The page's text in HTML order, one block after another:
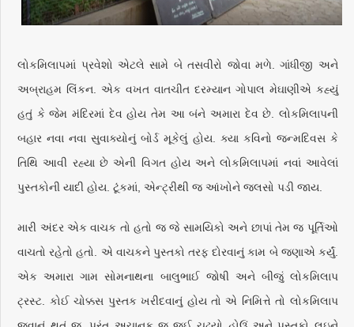
લોકમિલાપમાં પ્રવેશો એટલે સામે બે તસવીરો જોવા મળે. ગાંધીજી અને
અબ્રાહમ લિંકન. એક વખત વાતચીત દરમ્યાન ગોપાલ મેઘાણીએ કહ્યું
હતું કે જેમ મંદિરમાં દેવ હોય તેમ આ બંને અમારા દેવ છે. લોકમિલાપની
બહાર નવા નવા સુવાક્યોનું બોર્ડ મૂકેલું હોય. ક્યા કવિનો જન્મદિવસ કે
તિથિ આવી રહ્યા છે એની વિગત હોય અને લોકમિલાપમાં નવાં આવેલાં
પુસ્તકોની યાદી હોય. ટૂંકમાં, એન્ટ્રીથી જ આંખોને જલસો પડી જાય.
મારી અંદર એક વાચક તો હતો જ જે સામયિકો અને છાપાં તેમ જ પૂર્તિઓ
વાચતો રહેતો હતો. એ વાચકને પુસ્તકો તરફ દોરવાનું કામ બે જણાએ કર્યું.
એક અમારા ગામ સોમનાથના બાલુભાઈ જોષી અને બીજું લોકમિલાપ
ટ્રસ્ટ. કોઈ ચોક્કસ પુસ્તક ખરીદવાનું હોય તો એ નિમિત્તે તો લોકમિલાપ